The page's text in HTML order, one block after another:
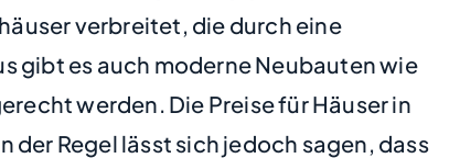
verbreitet, die durch eine
gibt es auch moderne Neubauten wie
werden. Die Preise für Häuser in
der Regel lässt sich jedoch sagen, dass